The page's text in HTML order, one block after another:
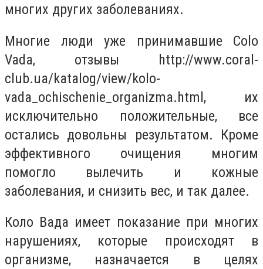
многих других заболеваниях.
Многие люди уже принимавшие Colo
Vada, отзывы http://www.coral-
club.ua/katalog/view/kolo-
vada_ochischenie_organizma.html, их
исключительно положительные, все
остались довольны результатом. Кроме
эффективного очищения многим
помогло вылечить и кожные
заболевания, и снизить вес, и так далее.
Коло Вада имеет показание при многих
нарушениях, которые происходят в
организме, назначается в целях